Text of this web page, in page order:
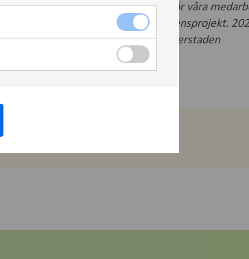
Vi arbetar långsiktigt för våra
att göra varje projekt till ett referensprojekt.
hade 150 anställda. #zengunbyggerstaden